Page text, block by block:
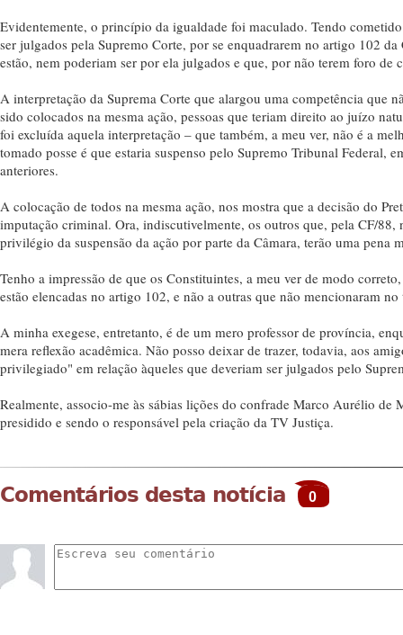
Evidentemente, o princípio da igualdade foi maculado. Tendo
ser julgados pela Supremo Corte, por se enquadrarem no artigo 102
estão, nem poderiam ser por ela julgados e que, por não terem foro
A interpretação da Suprema Corte que alargou uma competência que
sido colocados na mesma ação, pessoas que teriam direito ao juízo
foi excluída aquela interpretação – que também, a meu ver, não é a
tomado posse é que estaria suspenso pelo Supremo Tribunal Federal,
anteriores.
A colocação de todos na mesma ação, nos mostra que a decisão do
imputação criminal. Ora, indiscutivelmente, os outros que, pela CF/88,
privilégio da suspensão da ação por parte da Câmara, terão uma pena
Tenho a impressão de que os Constituintes, a meu ver de modo
estão elencadas no artigo 102, e não a outras que não mencionaram
A minha exegese, entretanto, é de um mero professor de província,
mera reflexão acadêmica. Não posso deixar de trazer, todavia, aos
privilegiado" em relação àqueles que deveriam ser julgados pelo
Realmente, associo-me às sábias lições do confrade Marco Aurélio
presidido e sendo o responsável pela criação da TV Justiça.
Comentários desta notícia 0